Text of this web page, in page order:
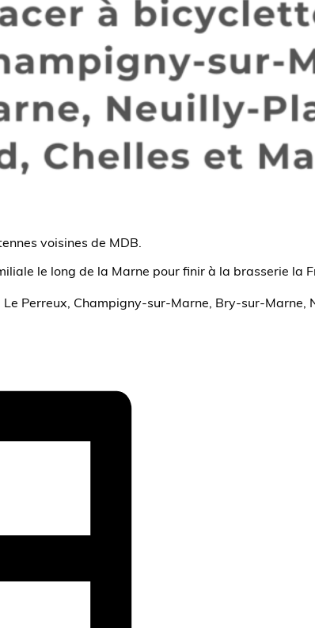
voisines de MDB.
le long de la Marne pour finir à la brasserie la
Perreux, Champigny-sur-Marne, Bry-sur-Marne,